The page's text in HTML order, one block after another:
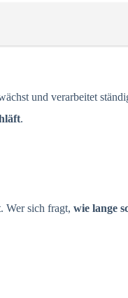
und verarbeitet
.
. Wer sich fragt, wie lange